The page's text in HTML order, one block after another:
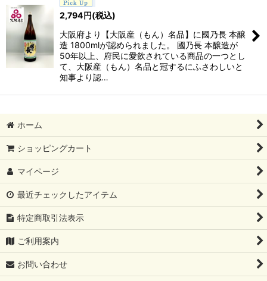
2,794円(税込)
大阪府より【大阪産（もん）名品】に國乃長 本醸
造 1800mlが認められました。 國乃長 本醸造が
50年以上、府民に愛飲されている商品の一つとし
て、大阪産（もん）名品と冠するにふさわしいと
知事より認…
ホーム
ショッピングカート
マイページ
最近チェックしたアイテム
特定商取引法表示
ご利用案内
お問い合わせ